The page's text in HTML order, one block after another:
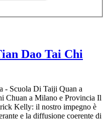
Dao Tai Chi
- Scuola Di Taiji Quan a
Chuan a Milano e Provincia Il
Kelly: il nostro impegno è
e la diffusione coerente di